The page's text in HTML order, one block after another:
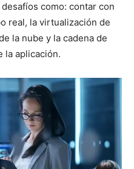
como: contar con
real, la virtualización de
la nube y la cadena de
la aplicación.